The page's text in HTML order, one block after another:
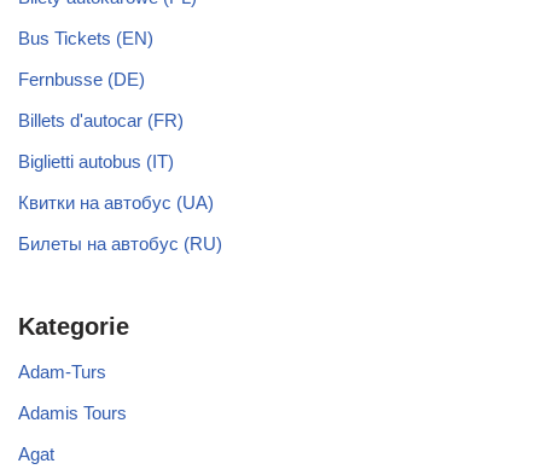
Bus Tickets (EN)
Fernbusse (DE)
Billets d'autocar (FR)
Biglietti autobus (IT)
Квитки на автобус (UA)
Билеты на автобус (RU)
Kategorie
Adam-Turs
Adamis Tours
Agat